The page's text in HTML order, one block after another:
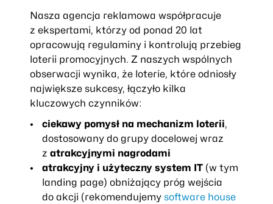
Nasza agencja reklamowa współpracuje
z ekspertami, którzy od ponad 20 lat
opracowują regulaminy i kontrolują przebieg
loterii promocyjnych. Z naszych wspólnych
obserwacji wynika, że loterie, które odniosły
największe sukcesy, łączyło kilka
kluczowych czynników:
ciekawy pomysł na mechanizm loterii,
dostosowany do grupy docelowej wraz
z atrakcyjnymi nagrodami
atrakcyjny i użyteczny system IT(w tym
landing page) obniżający próg wejścia
do akcji (rekomendujemy software house